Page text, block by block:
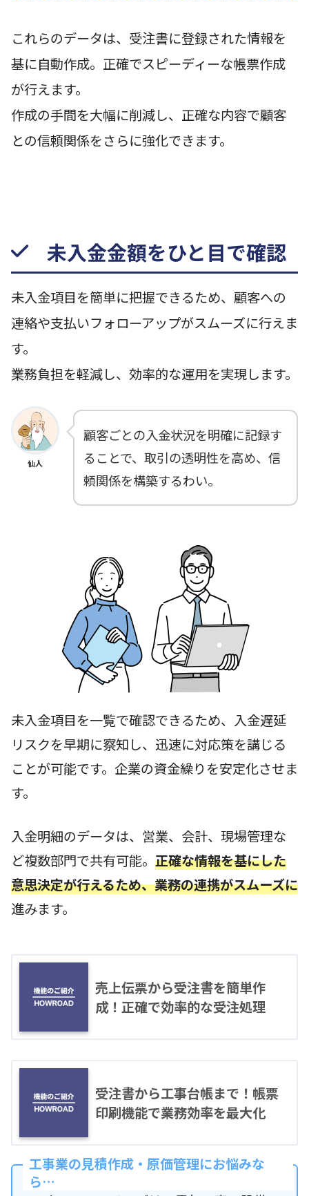
これらのデータは、受注書に登録された情報を
基に自動作成。正確でスピーディーな帳票作成
が行えます。
作成の手間を大幅に削減し、正確な内容で顧客
との信頼関係をさらに強化できます。
未入金金額をひと目で確認
未入金項目を簡単に把握できるため、顧客への
連絡や支払いフォローアップがスムーズに行えま
す。
業務負担を軽減し、効率的な運用を実現します。
仙人
顧客ごとの入金状況を明確に記録す
ることで、取引の透明性を高め、信
頼関係を構築するわい。
未入金項目を一覧で確認できるため、入金遅延
リスクを早期に察知し、迅速に対応策を講じる
ことが可能です。企業の資金繰りを安定化させま
す。
入金明細のデータは、営業、会計、現場管理な
ど複数部門で共有可能。 正確な情報を基にした
意思決定が行えるため、業務の連携がスムーズに
進みます。
売上伝票から受注書を簡単作
成！正確で効率的な受注処理
受注書から工事台帳まで！帳票
印刷機能で業務効率を最大化
工事業の見積作成・原価管理にお悩みな
ら…